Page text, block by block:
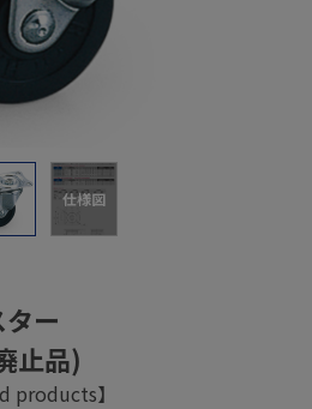
仕様図
ー
止品)
products】